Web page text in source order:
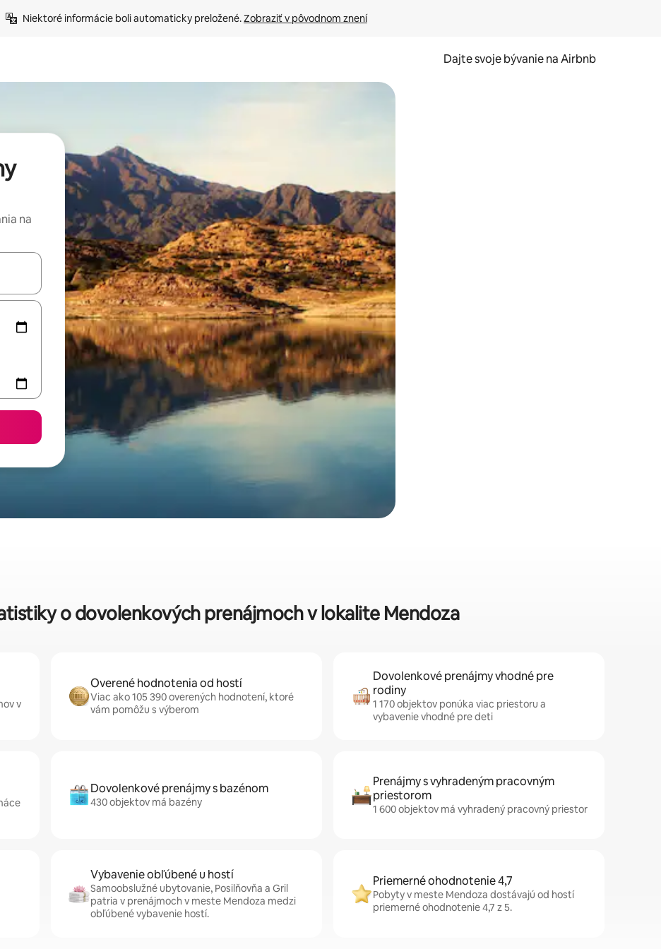
Niektoré informácie boli automaticky preložené. Zobraziť v pôvodnom znení
Dajte svoje bývanie na Airbnb
na
prechádzať pomocou klávesov so šípkami nahor a nadol alebo ich preskúmať pomocou dotykových gest či potiahnutia prstom.
o dovolenkových prenájmoch v lokalite Mendoza
v
Overené hodnotenia od hostí
Viac ako 105 390 overených hodnotení, ktoré
vám pomôžu s výberom
Dovolenkové prenájmy vhodné pre
rodiny
1 170 objektov ponúka viac priestoru a
vybavenie vhodné pre deti
Dovolenkové prenájmy s bazénom
430 objektov má bazény
Prenájmy s vyhradeným pracovným
priestorom
1 600 objektov má vyhradený pracovný priestor
Vybavenie obľúbené u hostí
Samoobslužné ubytovanie, Posilňovňa a Gril
patria v prenájmoch v meste Mendoza medzi
obľúbené vybavenie hostí.
Priemerné ohodnotenie 4,7
Pobyty v meste Mendoza dostávajú od hostí
priemerné ohodnotenie 4,7 z 5.